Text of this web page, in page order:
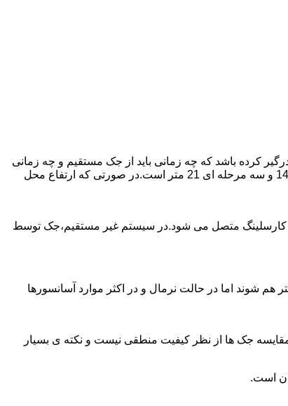
کرده باشد که چه زمانی باید از جک مستقیم و چه زمانی
از جک غیرمستقیم استفاده کنیم؟ جک های مستقیم تا 21 متر را ساپورت می کنند و این مقدار در جک تلسکوپی تک مرحله ای 7 متر،دو مرحله ای 14 و سه مرحله ای 21 متر است.در صورتی که ارتفاع محل
کارسلینگ متصل می شود.در سیستم غیر مستقیم،جک توسط
شوند اما در حالت نرمال و در اکثر موارد آسانسورها
مقایسه جک ها از نظر کیفیت منطقی نیست و نکته ی بسیار
است.